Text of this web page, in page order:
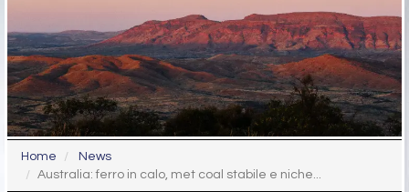
Home
News
Australia: ferro in calo, met coal stabile e niche...